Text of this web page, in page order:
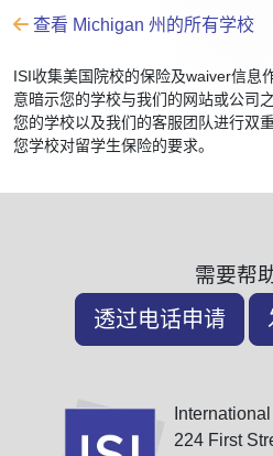
查看 Michigan 州的所有学校
ISI收集美国院校的保险及waiver信息
意暗示您的学校与我们的网站或公司
您的学校以及我们的客服团队进行双
您学校对留学生保险的要求。
需要帮
透过电话申请
224 First